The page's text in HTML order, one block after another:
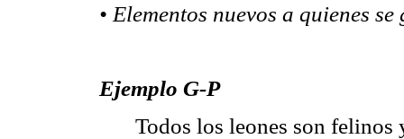
• Elementos nuevos a quienes
Ejemplo G-P
Todos los leones son felinos